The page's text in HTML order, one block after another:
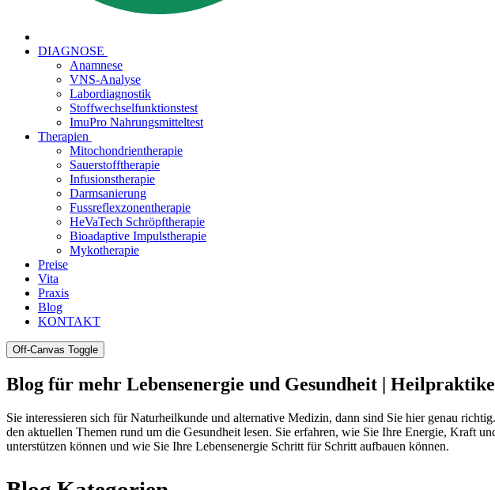
DIAGNOSE
Anamnese
VNS-Analyse
Labordiagnostik
Stoffwechselfunktionstest
ImuPro Nahrungsmitteltest
Therapien
Mitochondrientherapie
Sauerstofftherapie
Infusionstherapie
Darmsanierung
Fussreflexzonentherapie
HeVaTech Schröpftherapie
Bioadaptive Impulstherapie
Mykotherapie
Preise
Vita
Praxis
Blog
KONTAKT
Off-Canvas Toggle
Blog für mehr Lebensenergie und Gesundheit |
Sie interessieren sich für Naturheilkunde und alternative Medizin, dann sind Sie hier genau
den aktuellen Themen rund um die Gesundheit lesen. Sie erfahren, wie Sie Ihre Energie, Kraft
unterstützen können und wie Sie Ihre Lebensenergie Schritt für Schritt aufbauen können.